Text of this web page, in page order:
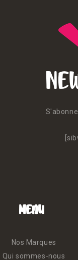
Menu
Nos Marques
Qui sommes-nous